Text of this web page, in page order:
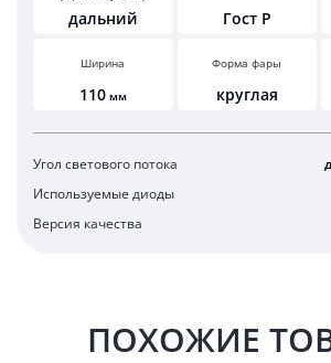
дальний Гост Р
Ширина
110 мм
Форма фары
круглая
Угол светового потока
Используемые диоды
Версия качества
ПОХОЖИЕ